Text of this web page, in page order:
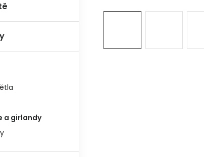
a girlandy